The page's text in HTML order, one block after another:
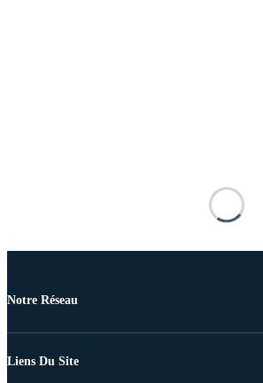
Notre Réseau
Liens Du Site